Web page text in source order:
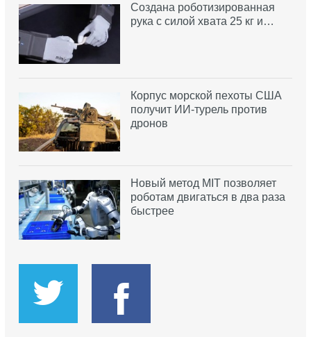
Создана роботизированная
рука с силой хвата 25 кг и…
Корпус морской пехоты США
получит ИИ-турель против
дронов
Новый метод MIT позволяет
роботам двигаться в два раза
быстрее